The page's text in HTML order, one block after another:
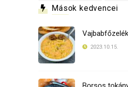
Mások kedvencei
Vajbabfőzelék
2023.10.15.